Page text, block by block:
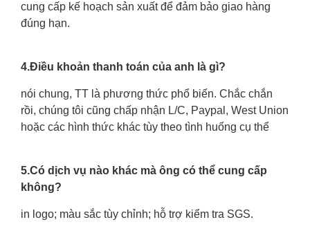
cung cấp kế hoạch sản xuất để đảm bảo giao hàng
đúng hạn.
4.Điều khoản thanh toán của anh là gì?
nói chung, TT là phương thức phổ biến. Chắc chắn
rồi, chúng tôi cũng chấp nhận L/C, Paypal, West Union
hoặc các hình thức khác tùy theo tình huống cụ thể
5.Có dịch vụ nào khác mà ông có thể cung cấp
không?
in logo; màu sắc tùy chỉnh; hỗ trợ kiểm tra SGS.